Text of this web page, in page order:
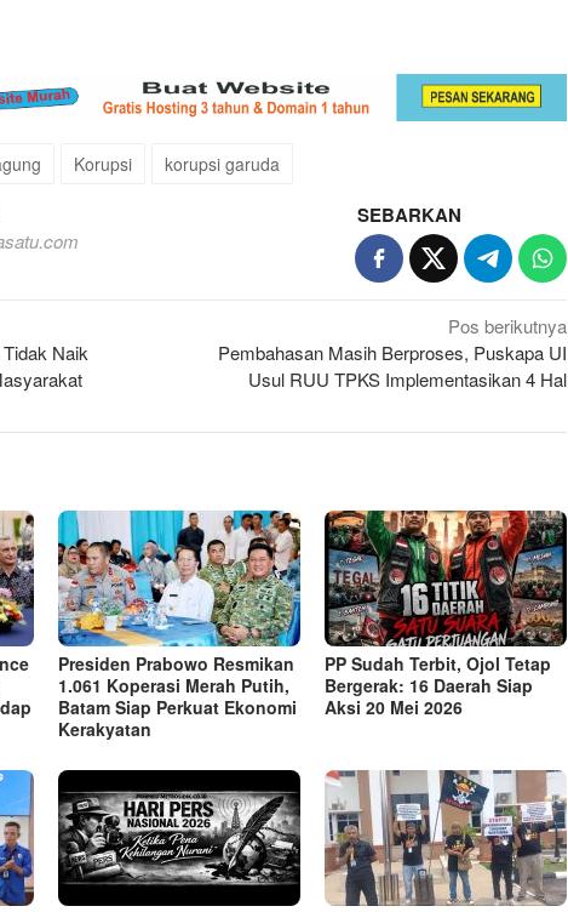
Korupsi korupsi garuda
SEBARKAN
Naik
Pos berikutnya
Pembahasan Masih Berproses, Puskapa UI
Usul RUU TPKS Implementasikan 4 Hal
Presiden Prabowo Resmikan
1.061 Koperasi Merah Putih,
Batam Siap Perkuat Ekonomi
Kerakyatan
PP Sudah Terbit, Ojol Tetap
Bergerak: 16 Daerah Siap
Aksi 20 Mei 2026